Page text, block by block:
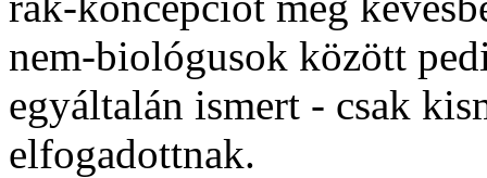
nem-biológusok között
egyáltalán ismert - csak
elfogadottnak.